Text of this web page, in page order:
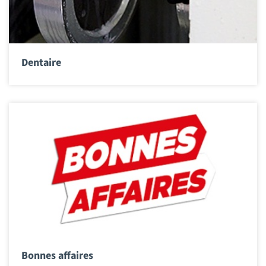
Dentaire
Bonnes affaires